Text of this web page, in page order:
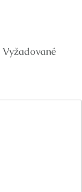
Vyžadované